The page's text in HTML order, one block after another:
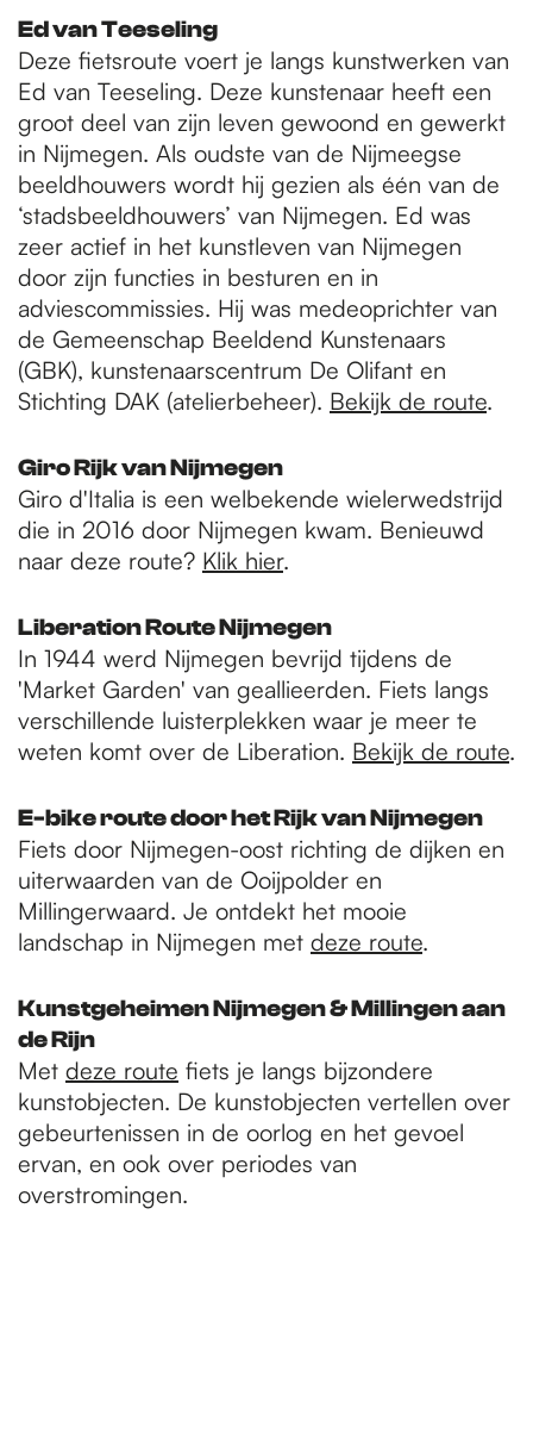
Ed van Teeseling
Deze fietsroute voert je langs kunstwerken van
Ed van Teeseling. Deze kunstenaar heeft een
groot deel van zijn leven gewoond en gewerkt
in Nijmegen. Als oudste van de Nijmeegse
beeldhouwers wordt hij gezien als één van de
‘stadsbeeldhouwers’ van Nijmegen. Ed was
zeer actief in het kunstleven van Nijmegen
door zijn functies in besturen en in
adviescommissies. Hij was medeoprichter van
de Gemeenschap Beeldend Kunstenaars
(GBK), kunstenaarscentrum De Olifant en
Stichting DAK (atelierbeheer). Bekijk de route.
Giro Rijk van Nijmegen
Giro d'Italia is een welbekende wielerwedstrijd
die in 2016 door Nijmegen kwam. Benieuwd
naar deze route? Klik hier.
Liberation Route Nijmegen
In 1944 werd Nijmegen bevrijd tijdens de
'Market Garden' van geallieerden. Fiets langs
verschillende luisterplekken waar je meer te
weten komt over de Liberation. Bekijk de route.
E-bike route door het Rijk van Nijmegen
Fiets door Nijmegen-oost richting de dijken en
uiterwaarden van de Ooijpolder en
Millingerwaard. Je ontdekt het mooie
landschap in Nijmegen met deze route.
Kunstgeheimen Nijmegen & Millingen aan
de Rijn
Met deze route fiets je langs bijzondere
kunstobjecten. De kunstobjecten vertellen over
gebeurtenissen in de oorlog en het gevoel
ervan, en ook over periodes van
overstromingen.